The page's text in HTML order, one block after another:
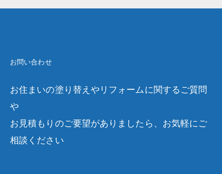
お問い合わせ
お住まいの塗り替えやリフォームに関するご質問
や
お見積もりのご要望がありましたら、お気軽にご
相談ください